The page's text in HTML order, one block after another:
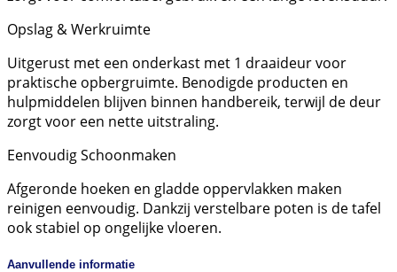
Opslag & Werkruimte
Uitgerust met een onderkast met 1 draaideur voor
praktische opbergruimte. Benodigde producten en
hulpmiddelen blijven binnen handbereik, terwijl de deur
zorgt voor een nette uitstraling.
Eenvoudig Schoonmaken
Afgeronde hoeken en gladde oppervlakken maken
reinigen eenvoudig. Dankzij verstelbare poten is de tafel
ook stabiel op ongelijke vloeren.
Aanvullende informatie